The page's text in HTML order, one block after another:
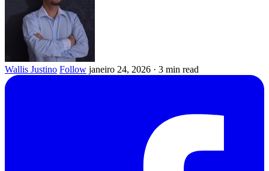
Wallis Justino Follow janeiro 24, 2026 · 3 min read